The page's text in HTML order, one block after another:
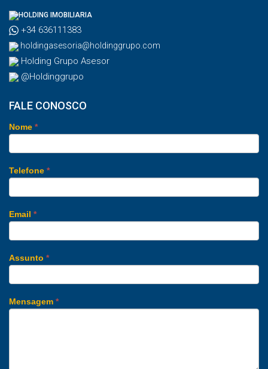
HOLDING IMOBILIARIA
+34 636111383
holdingasesoria@holdinggrupo.com
Holding Grupo Asesor
@Holdinggrupo
FALE CONOSCO
Nome *
Telefone *
Email *
Assunto *
Mensagem *